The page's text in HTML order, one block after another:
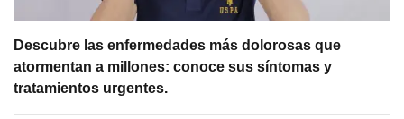
Descubre las enfermedades más dolorosas que
atormentan a millones: conoce sus síntomas y
tratamientos urgentes.